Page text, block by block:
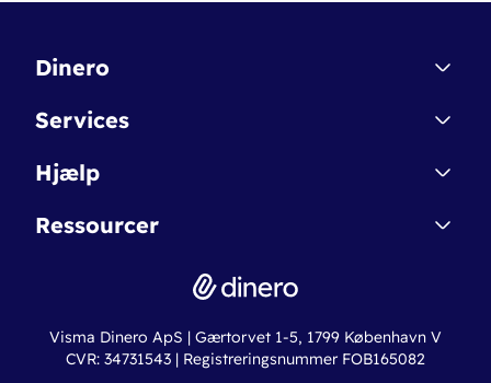
Dinero
Kontakt
Betingelser & Sikkerhed
Nye funktioner
Services
Dinero Starter
Dinero Pro
Erhvervslån
Fakturaskabeloner
Hjælp
Regnskabsordbogen
Online regnskabskurser
Ressourcer
Ny virksomhed
Iværksætterlegat
Visma Dinero ApS | Gærtorvet 1-5, 1799 København V
CVR: 34731543 | Registreringsnummer FOB165082